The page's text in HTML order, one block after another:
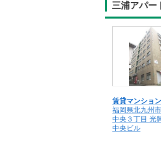
三浦アパー
賃貸マンション
福岡県北九州
中央３丁目 光
中央ビル